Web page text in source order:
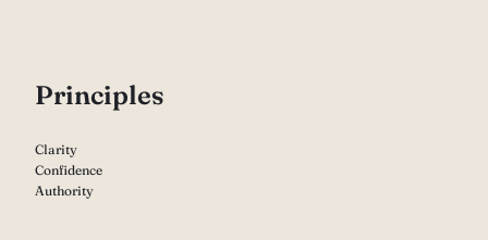
Principles
Clarity
Confidence
Authority